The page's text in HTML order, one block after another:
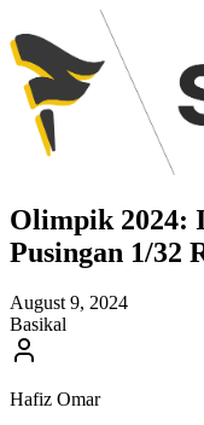
Olimpik 2024:
Pusingan 1/32
August 9, 2024
Basikal
Hafiz Omar